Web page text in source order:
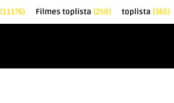
(11176) Filmes toplista (250) toplista (365)